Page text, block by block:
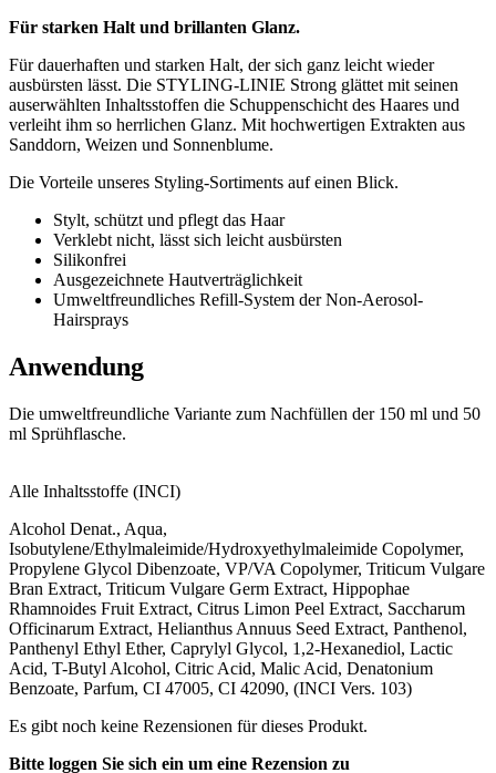
Für starken Halt und brillanten Glanz.
Für dauerhaften und starken Halt, der sich ganz leicht wieder
ausbürsten lässt. Die STYLING-LINIE Strong glättet mit seinen
auserwählten Inhaltsstoffen die Schuppenschicht des Haares und
verleiht ihm so herrlichen Glanz. Mit hochwertigen Extrakten aus
Sanddorn, Weizen und Sonnenblume.
Die Vorteile unseres Styling-Sortiments auf einen Blick.
Stylt, schützt und pflegt das Haar
Verklebt nicht, lässt sich leicht ausbürsten
Silikonfrei
Ausgezeichnete Hautverträglichkeit
Umweltfreundliches Refill-System der Non-Aerosol-
Hairsprays
Anwendung
Die umweltfreundliche Variante zum Nachfüllen der 150 ml und 50
ml Sprühflasche.
Alle Inhaltsstoffe (INCI)
Alcohol Denat., Aqua,
Isobutylene/Ethylmaleimide/Hydroxyethylmaleimide Copolymer,
Propylene Glycol Dibenzoate, VP/VA Copolymer, Triticum Vulgare
Bran Extract, Triticum Vulgare Germ Extract, Hippophae
Rhamnoides Fruit Extract, Citrus Limon Peel Extract, Saccharum
Officinarum Extract, Helianthus Annuus Seed Extract, Panthenol,
Panthenyl Ethyl Ether, Caprylyl Glycol, 1,2-Hexanediol, Lactic
Acid, T-Butyl Alcohol, Citric Acid, Malic Acid, Denatonium
Benzoate, Parfum, CI 47005, CI 42090, (INCI Vers. 103)
Es gibt noch keine Rezensionen für dieses Produkt.
Bitte loggen Sie sich ein um eine Rezension zu